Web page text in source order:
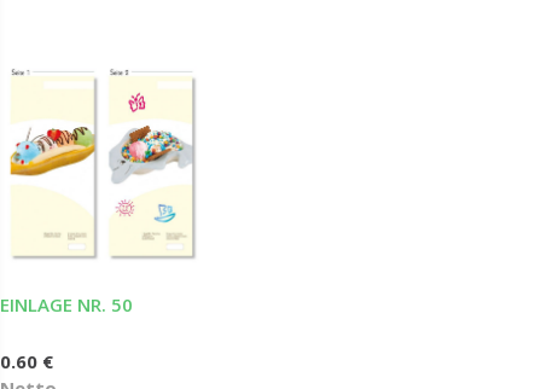
EINLAGE NR. 50
0.60 €